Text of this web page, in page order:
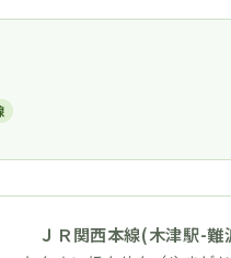
ＪＲ関西本線(木津駅-難